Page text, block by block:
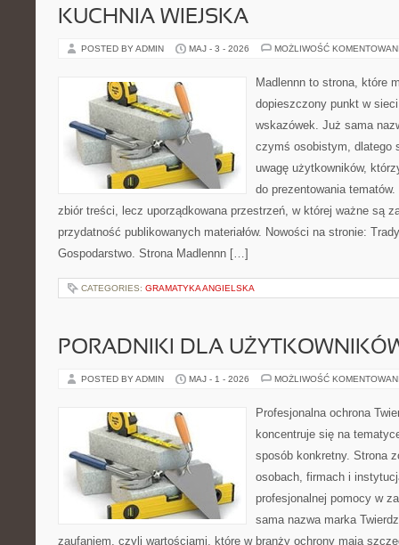
KUCHNIA WIEJSKA
POSTED BY ADMIN MAJ - 3 - 2026 MOŻLIWOŚĆ
Madlennn to strona, które
dopieszczony punkt w
wskazówek. Już sama
czymś osobistym, dlatego
uwagę użytkowników,
do prezentowania
zbiór treści, lecz uporządkowana przestrzeń, w której ważne są
przydatność publikowanych materiałów. Nowości na stronie:
Gospodarstwo. Strona Madlennn […]
CATEGORIES: GRAMATYKA ANGIELSKA
PORADNIKI DLA
POSTED BY ADMIN MAJ - 1 - 2026 MOŻLIWOŚĆ
Profesjonalna ochrona
koncentruje się na
sposób konkretny. Strona
osobach, firmach i
profesjonalnej pomocy w
sama nazwa marka
zaufaniem, czyli wartościami, które w branży ochrony mają